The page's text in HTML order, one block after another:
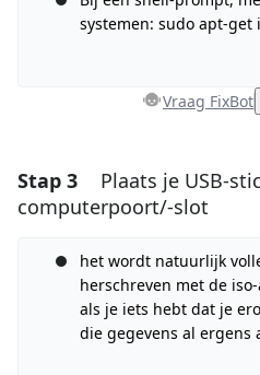
systemen: sudo apt-get
Vraag FixBot
Voeg een
Stap 3
Plaats je USB-
computerpoort/-slot
het wordt natuurlijk
herschreven met de
als je iets hebt dat je
die gegevens al ergens